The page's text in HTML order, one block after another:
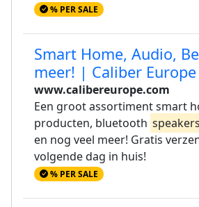
% PER SALE
Smart Home, Audio,
meer! | Caliber Europe
www.calibereurope.com
Een groot assortiment smart
producten, bluetooth speakers
en nog veel meer! Gratis
volgende dag in huis!
% PER SALE